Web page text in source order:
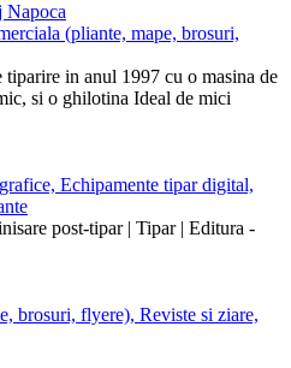
Napoca
(pliante, mape, brosuri,
in anul 1997 cu o masina de
si o ghilotina Ideal de mici
Echipamente tipar digital,
post-tipar | Tipar | Editura -
brosuri, flyere), Reviste si ziare,